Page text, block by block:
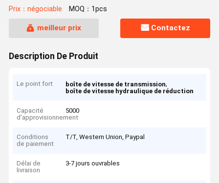
PC200-8
Prix：négociable MOQ：1pcs
meilleur prix Contactez
Description De Produit
Le point fort boîte de vitesse de transmission,
boîte de vitesse hydraulique de réduction
Capacité
d'approvisionnement
5000
Conditions
de paiement
T/T, Western Union, Paypal
Délai de
livraison
3-7 jours ouvrables